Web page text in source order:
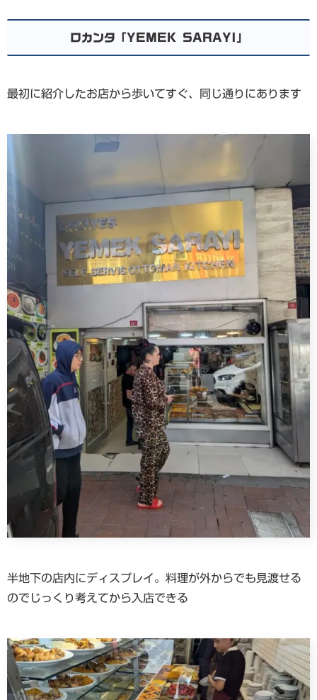
ロカンタ「YEMEK SARAYI」
最初に紹介したお店から歩いてすぐ、同じ通りにあります
半地下の店内にディスプレイ。料理が外からでも見渡せる
のでじっくり考えてから入店できる